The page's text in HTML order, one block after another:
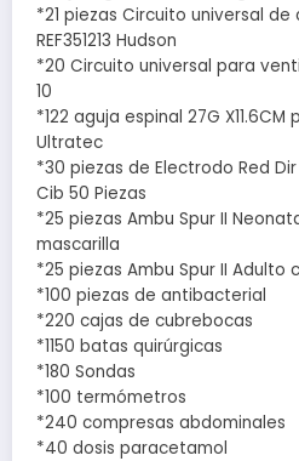
*21 piezas Circuito universal
REF351213 Hudson
*20 Circuito universal para
10
*122 aguja espinal 27G
Ultratec
*30 piezas de Electrodo Red Dir
Cib 50 Piezas
*25 piezas Ambu Spur II
mascarilla
*25 piezas Ambu Spur II
*100 piezas de antibacterial
*220 cajas de cubrebocas
*1150 batas quirúrgicas
*180 Sondas
*100 termómetros
*240 compresas abdominales
*40 dosis paracetamol